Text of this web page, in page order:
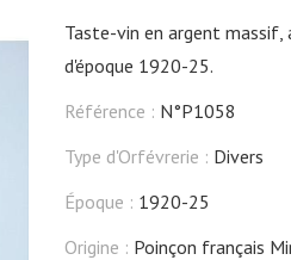
Taste-vin en argent
d'époque 1920-25.
Référence : N°P1058
Type d'Orfévrerie : Divers
Époque : 1920-25
Origine : Poinçon français